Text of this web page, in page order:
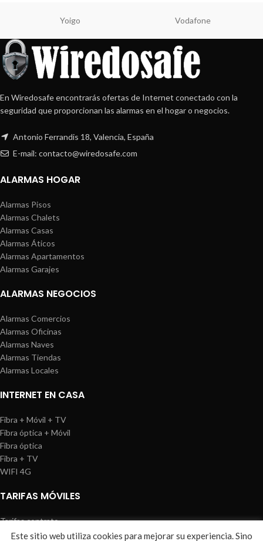
Yoigo Vodafone
En Wiredosafe encontrarás ofertas de Internet conectado con la
seguridad que proporcionan las alarmas en el hogar o negocios.
Antonio Ferrandis 18, Valencia, España
E-mail: contacto@wiredosafe.com
ALARMAS HOGAR
Alarmas Pisos
Alarmas Chalets
Alarmas Casas
Alarmas Áticos
Alarmas Apartamentos
Alarmas Garajes
ALARMAS NEGOCIOS
Alarmas Comercios
Alarmas Oficinas
Alarmas Naves
Alarmas Tiendas
Alarmas Locales
INTERNET EN CASA
Fibra + Móvil + TV
Fibra óptica + Móvil
Fibra óptica
Fibra + TV
WIFI 4G
TARIFAS MÓVILES
Tarifas contrato
Tarifas prepago
Este sitio web utiliza cookies para mejorar su experiencia. Sino